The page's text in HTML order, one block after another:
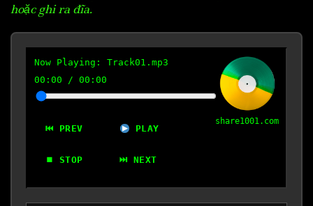
hoặc ghi ra đĩa.
Now Playing: Track01.mp3
00:00 / 00:00
⏮ PREV PLAY
⏹ STOP ⏭ NEXT
share1001.com